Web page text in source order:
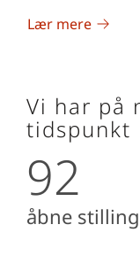
Lær mere
Vi har på
tidspunkt
92
åbne